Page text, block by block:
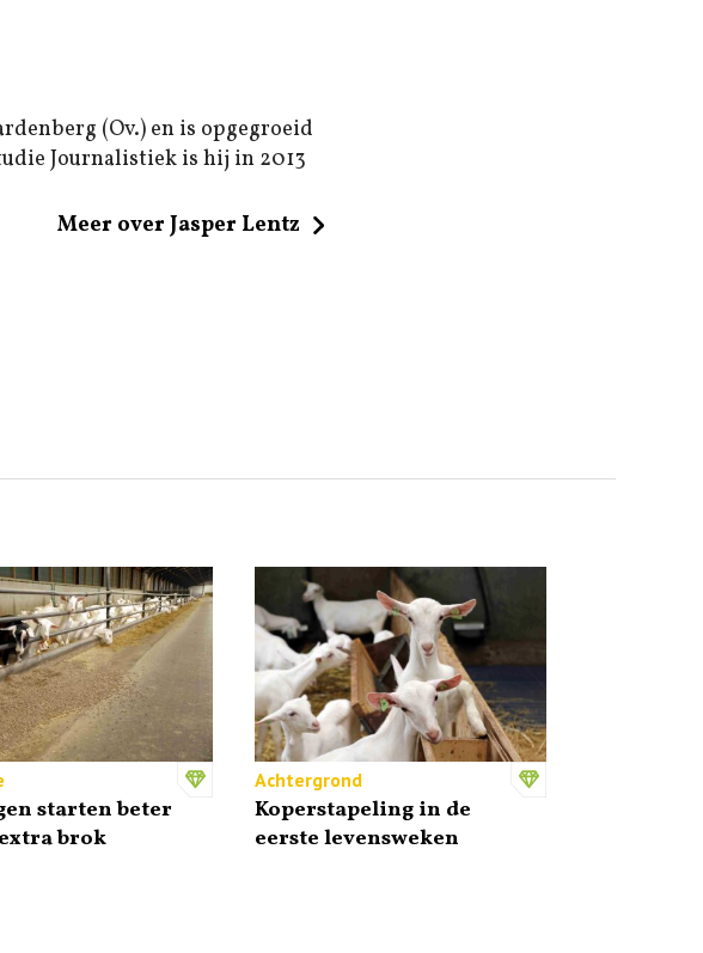
(Ov.) en is opgegroeid
Journalistiek is hij in 2013
Meer over Jasper Lentz
starten beter
brok
Achtergrond
Koperstapeling in de
eerste levensweken